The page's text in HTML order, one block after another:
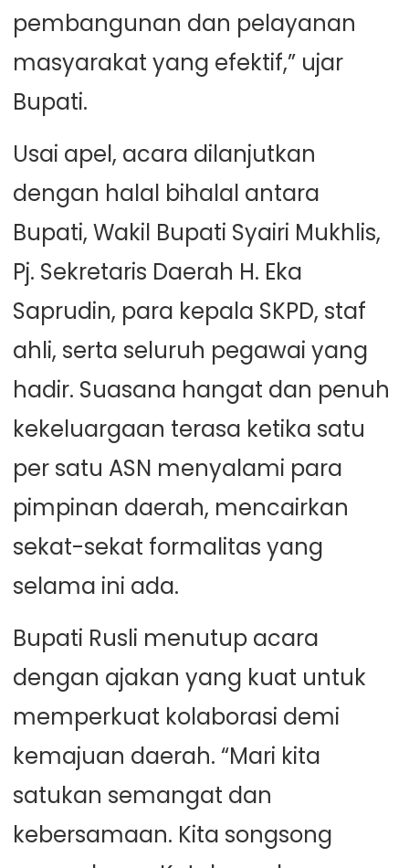
pembangunan dan pelayanan
masyarakat yang efektif,” ujar
Bupati.
Usai apel, acara dilanjutkan
dengan halal bihalal antara
Bupati, Wakil Bupati Syairi Mukhlis,
Pj. Sekretaris Daerah H. Eka
Saprudin, para kepala SKPD, staf
ahli, serta seluruh pegawai yang
hadir. Suasana hangat dan penuh
kekeluargaan terasa ketika satu
per satu ASN menyalami para
pimpinan daerah, mencairkan
sekat-sekat formalitas yang
selama ini ada.
Bupati Rusli menutup acara
dengan ajakan yang kuat untuk
memperkuat kolaborasi demi
kemajuan daerah. “Mari kita
satukan semangat dan
kebersamaan. Kita songsong